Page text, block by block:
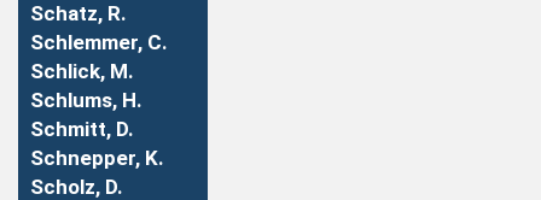
Schatz, R.
Schlemmer, C.
Schlick, M.
Schlums, H.
Schmitt, D.
Schnepper, K.
Scholz, D.